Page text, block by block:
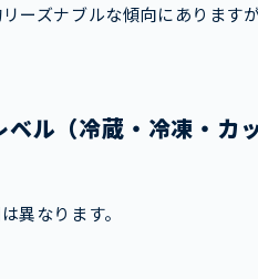
ーズナブルな傾向にあります
ル（冷蔵・冷凍・カッ
異なります。